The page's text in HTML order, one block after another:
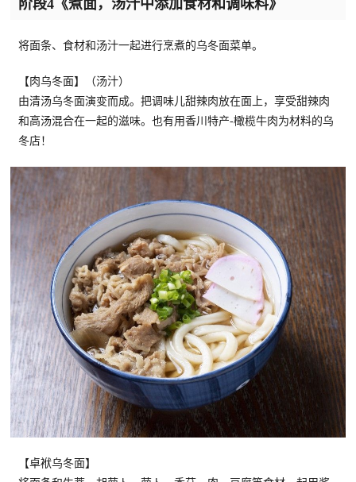
阶段4《煮面，汤汁中添加食材和调味料》
将面条、食材和汤汁一起进行烹煮的乌冬面菜单。
【肉乌冬面】（汤汁）
由清汤乌冬面演变而成。把调味儿甜辣肉放在面上，享受甜辣肉
和高汤混合在一起的滋味。也有用香川特产-橄榄牛肉为材料的乌
冬店！
【卓袱乌冬面】